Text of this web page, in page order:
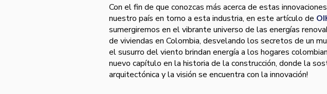
Con el fin de que conozcas más acerca de estas
nuestro país en torno a esta industria, en este artículo de
sumergiremos en el vibrante universo de las energías
de viviendas en Colombia, desvelando los secretos de un
el susurro del viento brindan energía a los hogares
nuevo capítulo en la historia de la construcción, donde la
arquitectónica y la visión se encuentra con la innovación!